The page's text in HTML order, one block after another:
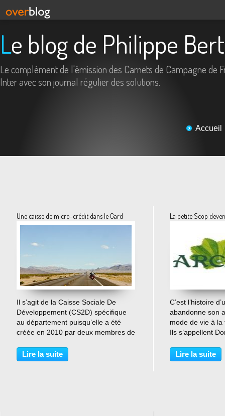
Le blog de Philippe
Le complément de l'émission des Carnets de Campagne de
Inter avec son journal régulier des solutions.
Accueil
Une caisse de micro-crédit dans le Gard
…
Il s’agit de la Caisse Sociale De
Développement (CS2D) spécifique
au département puisqu’elle a été
créée en 2010 par deux membres de
Nîmes et de la Caisse du Crédit
Mutuel Méditerranéen. Je les cite
Lire la suite
La petite Scop
C’est l’histoire
abandonne son
mode de vie à
Ils s’appellent
authentiques et
botanique et des
Lire la suite